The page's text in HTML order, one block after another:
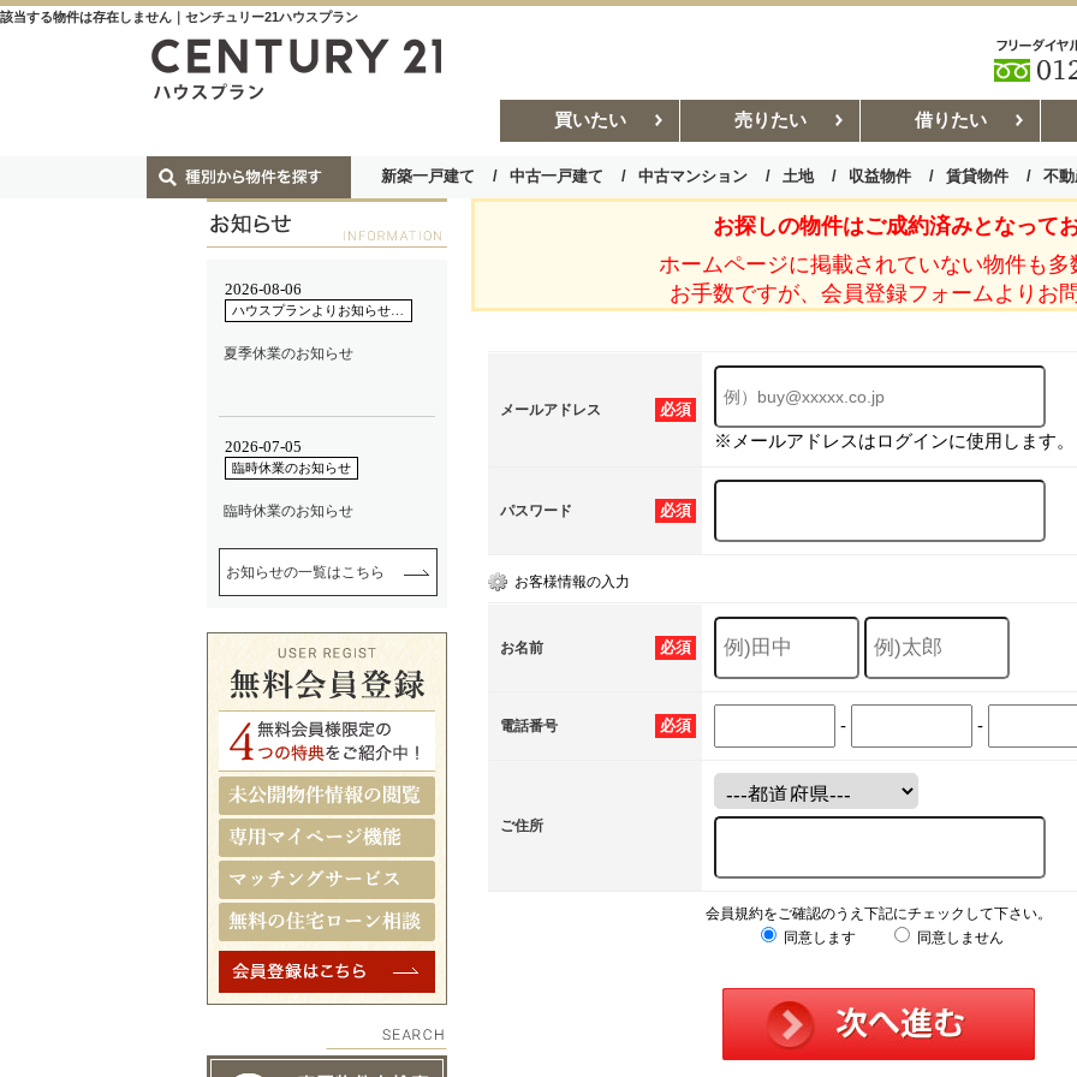
該当する物件は存在しません｜センチュリー21ハウスプラン
買いたい 売りたい 借りたい
新築一戸建て 中古一戸建て 中古マンション 土地 収益物件 賃貸物件 不
お部屋探しコラム 賃貸管理コ
お探しの物件はご成約済みとなってお
ホームページに掲載されていない物件も多
お手数ですが、会員登録フォームよりお
必須
メールアドレス
※メールアドレスはログインに使用します。
必須
パスワード
お客様情報の入力
必須
お名前
必須
電話番号 - -
ご住所
会員規約をご確認のうえ下記にチェックして下さい。
同意します
同意しません
お知らせの一覧はこちら